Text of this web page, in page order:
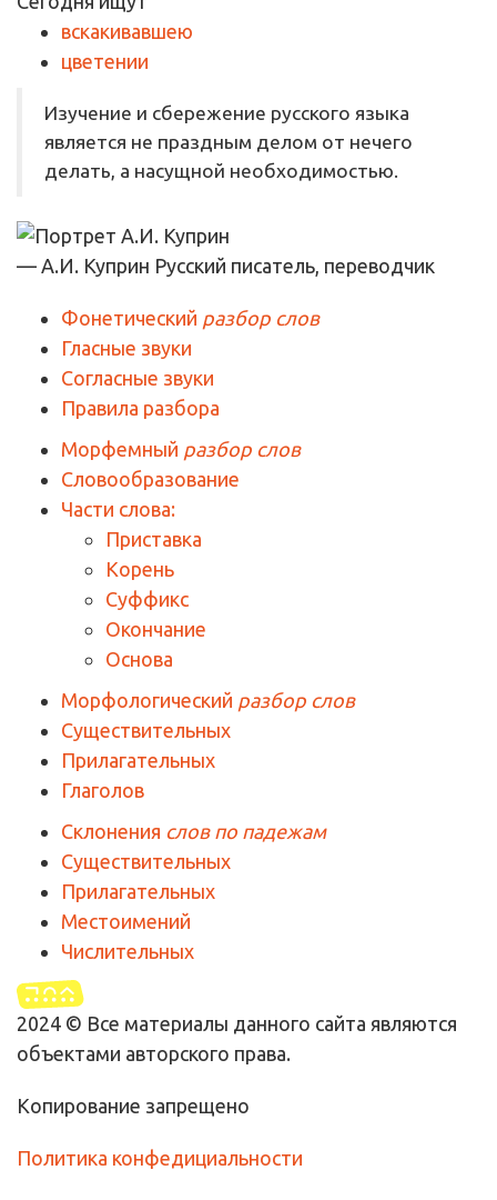
вскакивавшею
цветении
Изучение и сбережение русского языка
является не праздным делом от нечего
делать, а насущной необходимостью.
— А.И. Куприн Русский писатель, переводчик
Фонетический разбор слов
Гласные звуки
Согласные звуки
Правила разбора
Морфемный разбор слов
Словообразование
Части слова:
Приставка
Корень
Суффикс
Окончание
Основа
Морфологический разбор слов
Существительных
Прилагательных
Глаголов
Склонения слов по падежам
Существительных
Прилагательных
Местоимений
Числительных
2024 © Все материалы данного сайта являются
объектами авторского права.
Копирование запрещено
Политика конфедициальности